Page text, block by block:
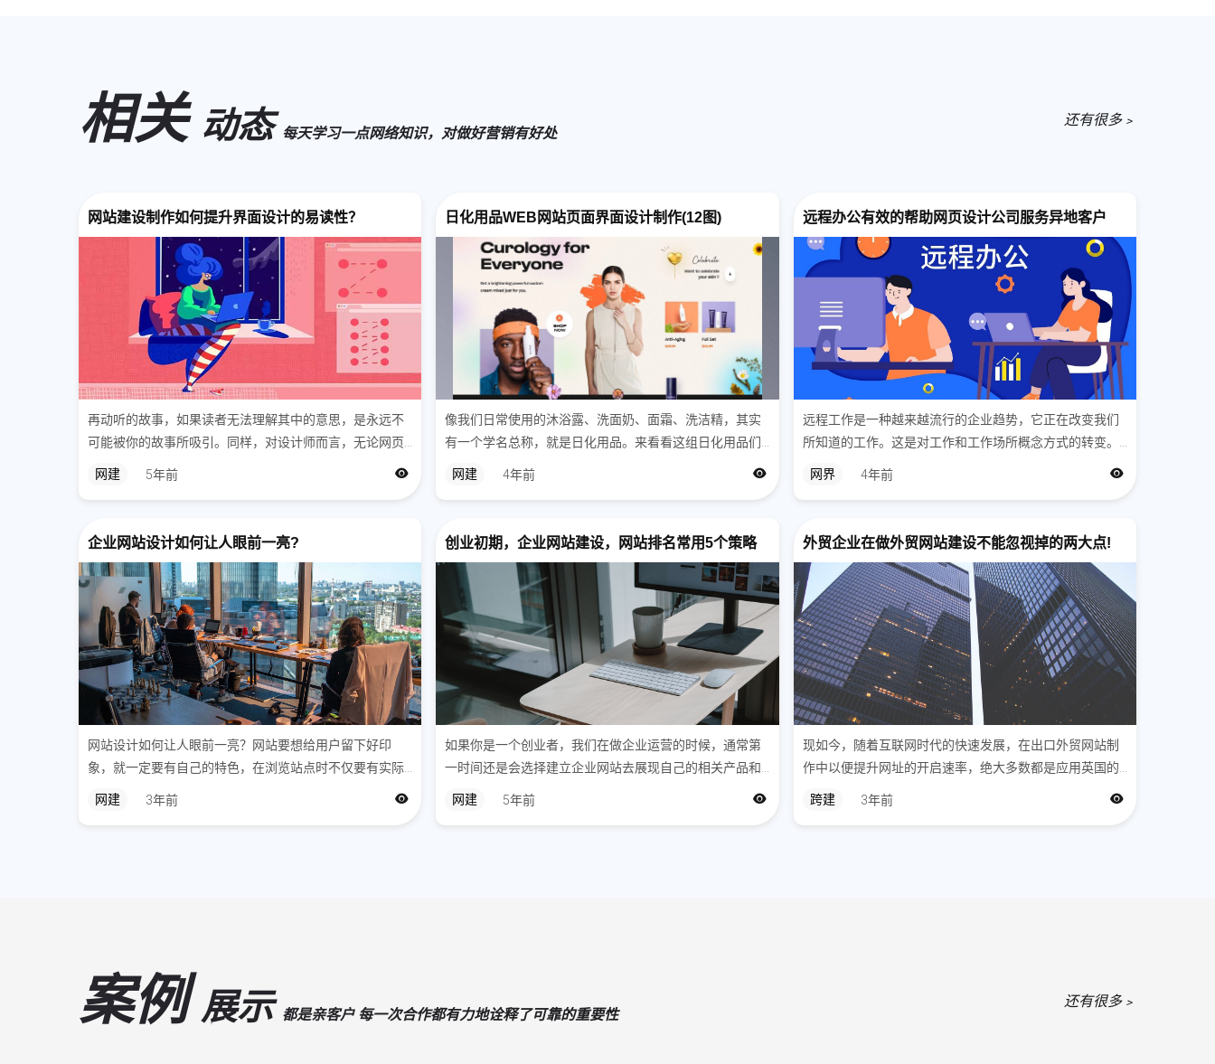
材质，适合的场合等等；
6.在详情页内还有对比表格，对比glamnetic和其他磁吸假睫
毛，普通假睫毛的优势，再次突出自己最重要的卖点:可使用
40-60次，单次成本低，佩戴方便舒适。
网站运营亮点
产品标题后都表明睫毛长度，方便用户快速识别；
开通了订阅制，订阅可享受折扣和每单免邮；
默认同时加购高相关度的up-sale产品，比如假睫毛会自动关
直接用icon形式列明3个重要的卖点（穿戴甲也是）；
在key feature列明所有用户需要知道的参数，比如长度，材
质，适合的场合等等；
在详情页内还有对比表格，对比glamnetic和其他磁吸假睫
毛，普通假睫毛的优势，再次突出自己重要的卖点：可使用
40-60次，单次成本低，佩戴方便舒适
；
创建自由组合页面，用户可以选择任意产品搭配作为一个自
由套装，然后享受折扣。这时候可以将假睫毛和穿戴甲混
广告策略
相关 动态 每天学习一点网络知识，对做好营销有好处
还有很多﹥
网站建设制作如何提升界面设计的易读性？
再动听的故事，如果读者无法理解其中的意思，是永远不
可能被你的故事所吸引。同样，对设计师而言，无论网页
设计有多美观，如果无法保证网页的易读性，用户也绝对
网建 5年前
日化用品WEB网站页面界面设计制作(12图)
像我们日常使用的沐浴露、洗面奶、面霜、洗洁精，其实
有一个学名总称，就是日化用品。来看看这组日化用品们
的网页网站界面制作设计参考吧！
网建 4年前
远程办公有效的帮助网页设计公司服务异地客户
远程工作是一种越来越流行的企业趋势，它正在改变我们
所知道的工作。这是对工作和工作场所概念方式的转变。
网界 4年前
企业网站设计如何让人眼前一亮?
网站设计如何让人眼前一亮？网站要想给用户留下好印
象，就一定要有自己的特色，在浏览站点时不仅要有实际
内容，还要让用户感到新鲜。我们不能理所当然地认为，
网建 3年前
创业初期，企业网站建设，网站排名常用5个策略
如果你是一个创业者，我们在做企业运营的时候，通常第
一时间还是会选择建立企业网站去展现自己的相关产品和
服务，而在实际运营的过中，我们总是会遇到网站排名的
网建 5年前
外贸企业在做外贸网站建设不能忽视掉的两大点!
现如今，随着互联网时代的快速发展，在出口外贸网站制
作中以便提升网址的开启速率，绝大多数都是应用英国的
网络服务器，这样一来，外贸公司网站的开启速率便会和
跨建 3年前
案例展示 都是亲客户 每一次合作都有力地诠释了可靠的重要性
还有很多﹥